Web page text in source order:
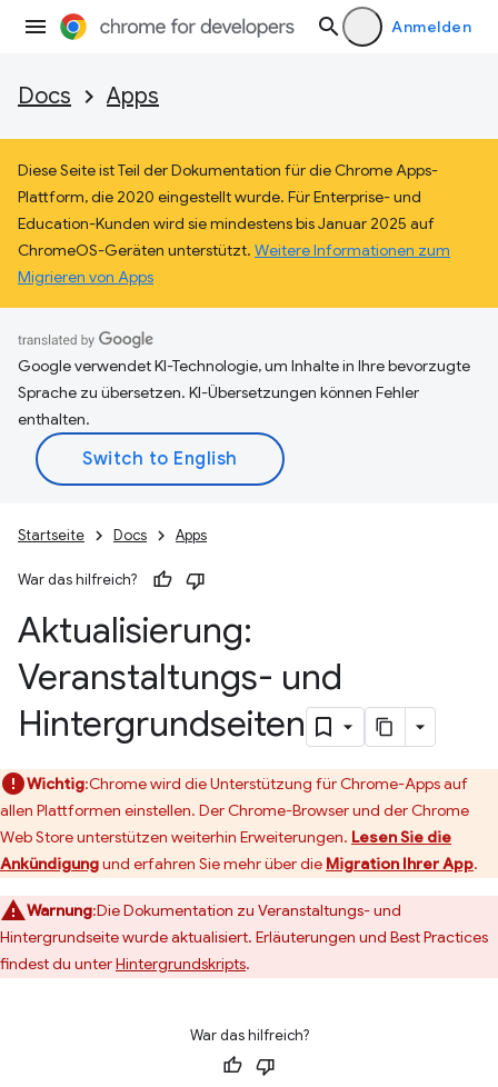
Anmelden
Docs Apps
Diese Seite ist Teil der Dokumentation für die Chrome Apps-
Plattform, die 2020 eingestellt wurde. Für Enterprise- und
Education-Kunden wird sie mindestens bis Januar 2025 auf
ChromeOS-Geräten unterstützt. Weitere Informationen zum
Migrieren von Apps
Google verwendet KI-Technologie, um Inhalte in Ihre bevorzugte
Sprache zu übersetzen. KI-Übersetzungen können Fehler
enthalten.
Startseite Docs Apps
War das hilfreich?
Aktualisierung:
Veranstaltungs- und
Hintergrundseiten
Wichtig:Chrome wird die Unterstützung für Chrome-Apps auf
allen Plattformen einstellen. Der Chrome-Browser und der Chrome
Web Store unterstützen weiterhin Erweiterungen. Lesen Sie die
Ankündigungund erfahren Sie mehr über die Migration Ihrer App.
Warnung:Die Dokumentation zu Veranstaltungs- und
Hintergrundseite wurde aktualisiert. Erläuterungen und Best Practices
findest du unterHintergrundskripts.
War das hilfreich?